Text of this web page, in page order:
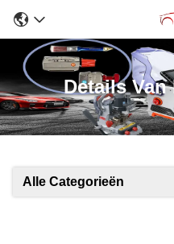
Details Van
Alle Categorieën